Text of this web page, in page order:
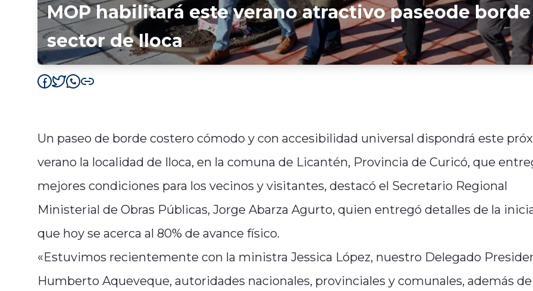
MOP habilitará este verano atractivo paseode
sector de Iloca
Un paseo de borde costero cómodo y con accesibilidad universal dispondrá este
verano la localidad de Iloca, en la comuna de Licantén, Provincia de Curicó, que
mejores condiciones para los vecinos y visitantes, destacó el Secretario Regional
Ministerial de Obras Públicas, Jorge Abarza Agurto, quien entregó detalles de la
que hoy se acerca al 80% de avance físico.
«Estuvimos recientemente con la ministra Jessica López, nuestro Delegado
Humberto Aqueveque, autoridades nacionales, provinciales y comunales, además de